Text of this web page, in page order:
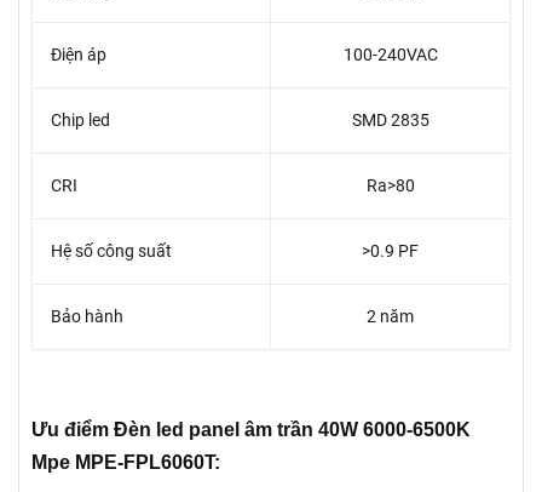
Điện áp 100-240VAC
Chip led SMD 2835
CRI Ra>80
Hệ số công suất >0.9 PF
Bảo hành 2 năm
Ưu điểm Đèn led panel âm trần 40W 6000-6500K
Mpe MPE-FPL6060T: